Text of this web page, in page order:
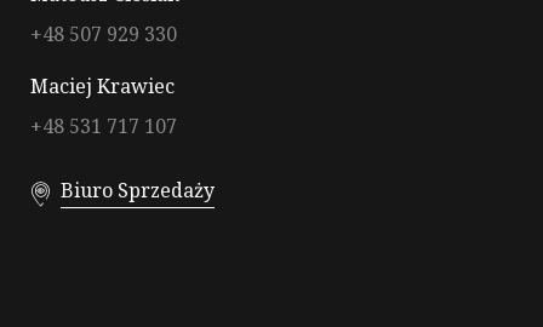
+48 507 929 330
Maciej Krawiec
+48 531 717 107
Biuro Sprzedaży